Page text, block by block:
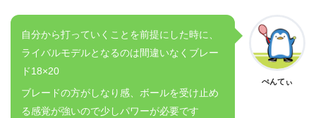
自分から打っていくことを前提にした時に、
ライバルモデルとなるのは間違いなくブレー
ド18×20
ブレードの方がしなり感、ボールを受け止め
る感覚が強いので少しパワーが必要です
ぺんてぃ